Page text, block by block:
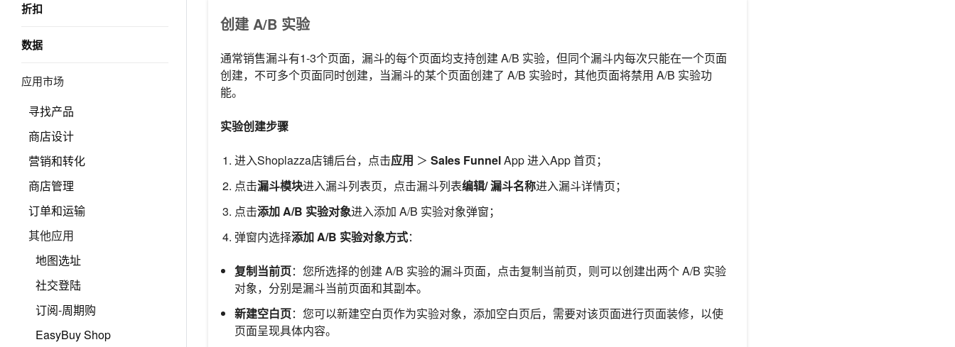
折扣
数据
应用市场
寻找产品
商店设计
营销和转化
商店管理
订单和运输
其他应用
地图选址
社交登陆
订阅-周期购
EasyBuy Shop
创建 A/B 实验
通常销售漏斗有1-3个页面，漏斗的每个页面均支持创建 A/B 实验，但同个漏斗内每次只能在一个页面
创建，不可多个页面同时创建，当漏斗的某个页面创建了 A/B 实验时，其他页面将禁用 A/B 实验功
能。
实验创建步骤
进入Shoplazza店铺后台，点击应用 ＞ Sales FunnelApp 进入App 首页；
点击漏斗模块进入漏斗列表页，点击漏斗列表编辑/ 漏斗名称进入漏斗详情页；
点击添加 A/B 实验对象进入添加 A/B 实验对象弹窗；
弹窗内选择添加 A/B 实验对象方式：
复制当前页：您所选择的创建 A/B 实验的漏斗页面，点击复制当前页，则可以创建出两个 A/B 实验
对象，分别是漏斗当前页面和其副本。
新建空白页：您可以新建空白页作为实验对象，添加空白页后，需要对该页面进行页面装修，以使
页面呈现具体内容。